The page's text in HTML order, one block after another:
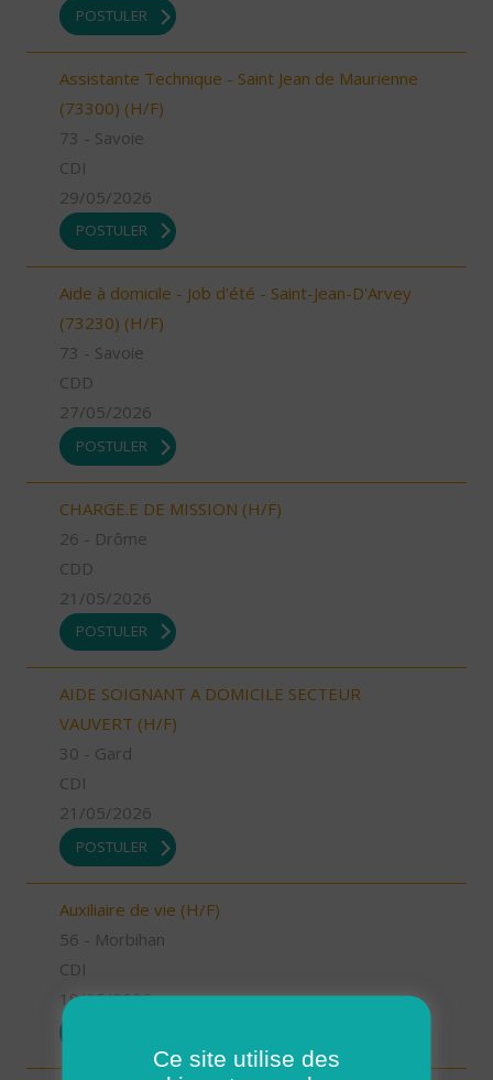
POSTULER
Assistante Technique - Saint Jean de Maurienne
(73300) (H/F)
73 - Savoie
CDI
29/05/2026
POSTULER
Aide à domicile - Job d'été - Saint-Jean-D'Arvey
(73230) (H/F)
73 - Savoie
CDD
27/05/2026
POSTULER
CHARGE.E DE MISSION (H/F)
26 - Drôme
CDD
21/05/2026
POSTULER
AIDE SOIGNANT A DOMICILE SECTEUR
VAUVERT (H/F)
30 - Gard
CDI
21/05/2026
POSTULER
Auxiliaire de vie (H/F)
56 - Morbihan
CDI
19/05/2026
Ce site utilise des